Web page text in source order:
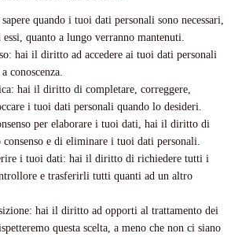
quando i tuoi dati personali sono necessari,
essi, quanto a lungo verranno mantenuti.
hai il diritto ad accedere ai tuoi dati personali
conoscenza.
hai il diritto di completare, correggere,
i tuoi dati personali quando lo desideri.
per elaborare i tuoi dati, hai il diritto di
consenso e di eliminare i tuoi dati personali.
i tuoi dati: hai il diritto di richiedere tutti i
e trasferirli tutti quanti ad un altro
hai il diritto ad opporti al trattamento dei
questa scelta, a meno che non ci siano